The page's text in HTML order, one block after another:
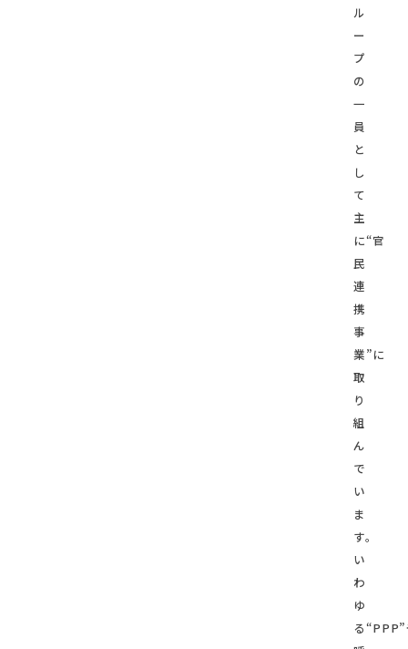
ル
ー
プ
の
一
員
と
し
て
主
に“官
民
連
携
事
業”に
取
り
組
ん
で
い
ま
す。
い
わ
ゆ
る